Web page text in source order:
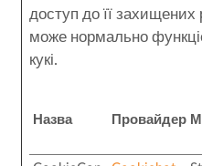
доступ до її захищених
може нормально
кукі.
Назва Провайдер